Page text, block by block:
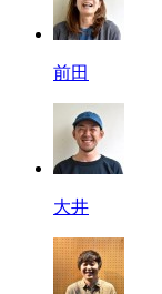
前田
大井